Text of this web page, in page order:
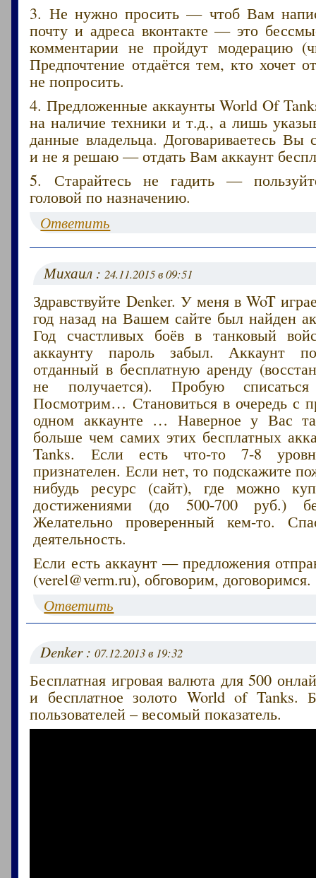
3. Не нужно просить — чтоб Вам
почту и адреса вконтакте — это
комментарии не пройдут модерацию
Предпочтение отдаётся тем, кто хочет
не попросить.
4. Предложенные аккаунты World Of
на наличие техники и т.д., а лишь
данные владельца. Договариваетесь Вы
и не я решаю — отдать Вам аккаунт
5. Старайтесь не гадить —
головой по назначению.
Ответить
Михаил :24.11.2015 в 09:51
Здравствуйте Denker. У меня в WoT
год назад на Вашем сайте был найден
Год счастливых боёв в танковый
аккаунту пароль забыл. Аккаунт
отданный в бесплатную аренду
не получается). Пробую
Посмотрим… Становиться в очередь с
одном аккаунте … Наверное у Вас
больше чем самих этих бесплатных
Tanks. Если есть что-то 7-8
признателен. Если нет, то подскажите
нибудь ресурс (сайт), где можно
достижениями (до 500-700 руб.)
Желательно проверенный кем-то.
деятельность.
Если есть аккаунт — предложения
(verel@verm.ru), обговорим, договоримся.
Ответить
Denker :07.12.2013 в 19:32
Бесплатная игровая валюта для 500
и бесплатное золото World of Tanks.
пользователей – весомый показатель.